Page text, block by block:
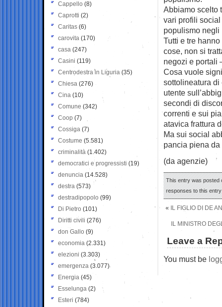
Abbiamo scelto
vari profili
populismo negli
Tutti e tre
cose, non si
negozi e portali
Cosa vuole
sottolineatura
utente
secondi di
correnti e sui
atavica frattura
Ma sui social
pancia piena
(da agenzie)
This entry was posted
responses to this
« IL FIGLIO DI DE
IL MINISTRO
Leave a
You must be
Cappello (8)
Caprotti (2)
Caritas (6)
carovita (170)
casa (247)
Casini (119)
Centrodestra in Liguria (35)
Chiesa (276)
Cina (10)
Comune (342)
Coop (7)
Cossiga (7)
Costume (5.581)
criminalità (1.402)
democratici e progressisti (19)
denuncia (14.528)
destra (573)
destradipopolo (99)
Di Pietro (101)
Diritti civili (276)
don Gallo (9)
economia (2.331)
elezioni (3.303)
emergenza (3.077)
Energia (45)
Esselunga (2)
Esteri (784)